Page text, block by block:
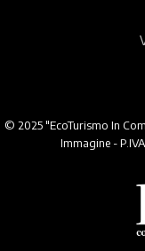
© 2025 "EcoTurismo In
Immagine -